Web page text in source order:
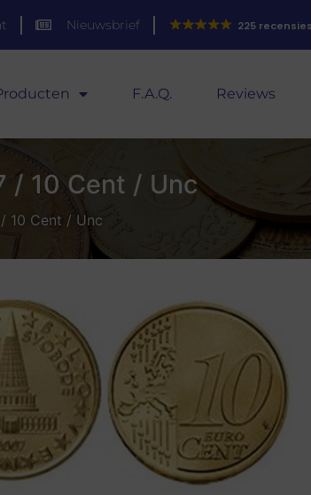
Nieuwsbrief 225 recensies
F.A.Q. Reviews
/ 10 Cent / Unc
10 Cent / Unc